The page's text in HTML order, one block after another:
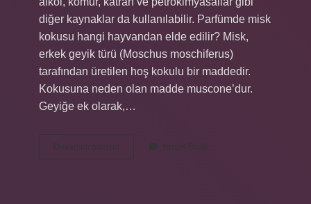
diğer kaynaklar da kullanılabilir. Parfümde misk
kokusu hangi hayvandan elde edilir? Misk,
erkek geyik türü (Moschus moschiferus)
tarafından üretilen hoş kokulu bir maddedir.
Kokusuna neden olan madde muscone’dur.
Geyiğe ek olarak,…
Devamını okuyun
Hangi
Yorum Bırak